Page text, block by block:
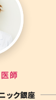
医師
ック銀座